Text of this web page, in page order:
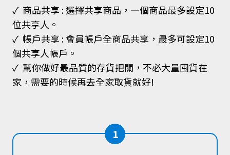
✓ 商品共享 : 選擇共享商品，一個商品最多設定10
位共享人。
✓ 帳戶共享 : 會員帳戶全商品共享，最多可設定10
個共享人帳戶。
✓ 幫你做好最品質的存貨把關，不必大量囤貨在
家，需要的時候再去全家取貨就好!
1